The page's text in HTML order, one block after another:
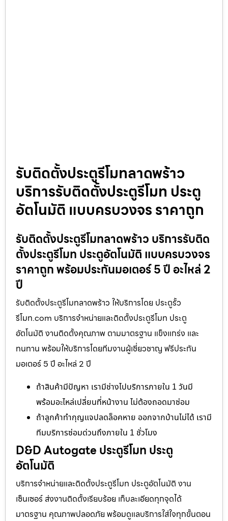
รับติดตั้งประตูรีโมทลาดพร้าว
บริการรับติดตั้งประตูรีโมท ประตู
อัตโนมัติ แบบครบวงจร ราคาถูก
รับติดตั้งประตูรีโมทลาดพร้าว บริการรับติด
ตั้งประตูรีโมท ประตูอัตโนมัติ แบบครบวงจร
ราคาถูก พร้อมประกันมอเตอร์ 5 ปี อะไหล่ 2
ปี
รับติดตั้งประตูรีโมทลาดพร้าว ให้บริการโดย ประตูรั้ว
รีโมท.com บริการจำหน่ายและติดตั้งประตูรีโมท ประตู
อัตโนมัติ งานติดตั้งคุณภาพ ตามมาตรฐาน แข็งแกร่ง และ
ทนทาน พร้อมให้บริการโดยทีมงานผู้เชี่ยวชาญ ฟรีประกัน
มอเตอร์ 5 ปี อะไหล่ 2 ปี
ถ้าสินค้ามีปัญหา เรามีช่างไปบริการภายใน 1 วันมี
พร้อมอะไหล่เปลี่ยนที่หน้างาน ไม่ต้องถอดมาซ่อม
ถ้าลูกค้าทำกุญแจปลดล็อคหาย ออกจากบ้านไม่ได้ เรามี
ทีมบริการซ่อมด่วนถึงภายใน 1 ชั่วโมง
D&D Autogate ประตูรีโมท ประตู
อัตโนมัติ
บริการจำหน่ายและติดตั้งประตูรีโมท ประตูอัตโนมัติ งาน
เซ็นเซอร์ ส่งงานติดตั้งเรียบร้อย เก็บละเอียดทุกจุดได้
มาตรฐาน คุณภาพปลอดภัย พร้อมดูแลบริการใส่ใจทุกขั้นตอน